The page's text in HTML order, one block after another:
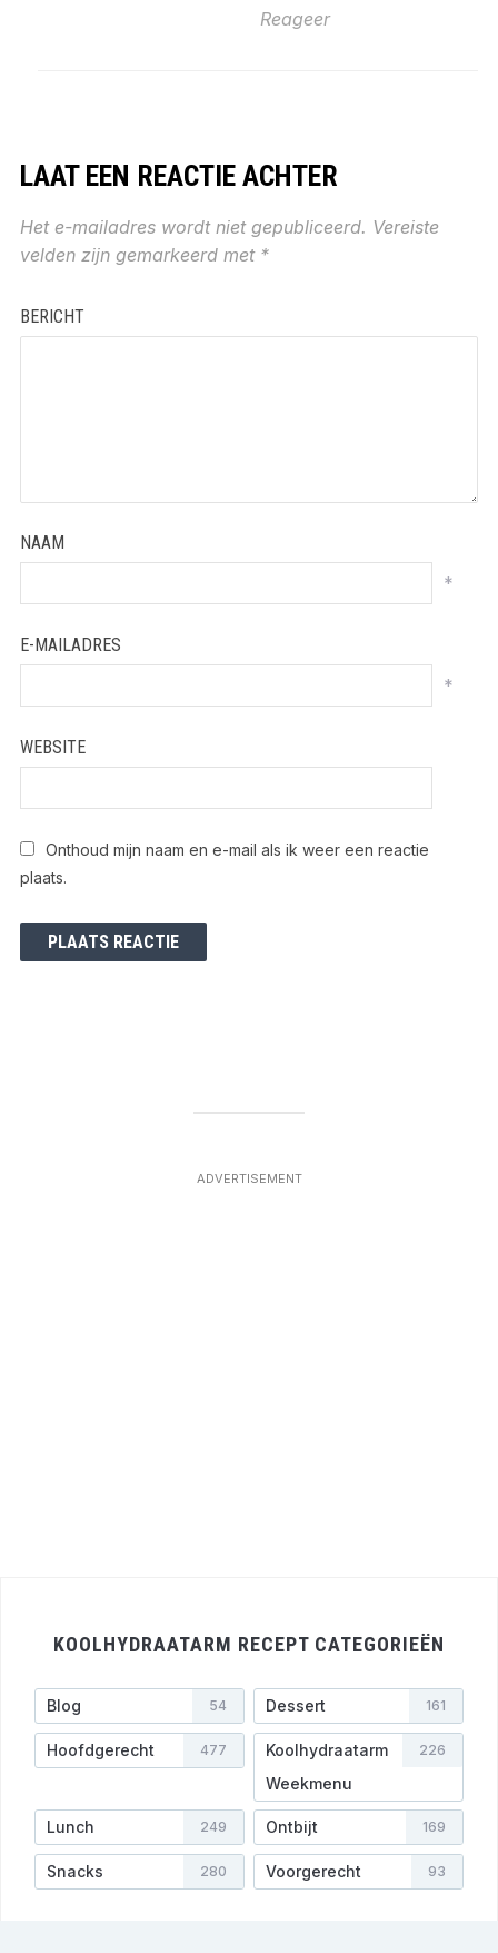
Reageer
LAAT EEN REACTIE ACHTER
Het e-mailadres wordt niet gepubliceerd. Vereiste
velden zijn gemarkeerd met *
BERICHT
NAAM
*
E-MAILADRES
*
WEBSITE
Onthoud mijn naam en e-mail als ik weer een reactie
plaats.
ADVERTISEMENT
KOOLHYDRAATARM RECEPT CATEGORIEËN
Blog 54 Dessert 161
Hoofdgerecht 477
Koolhydraatarm
Weekmenu
226
Lunch 249 Ontbijt 169
Snacks 280 Voorgerecht 93